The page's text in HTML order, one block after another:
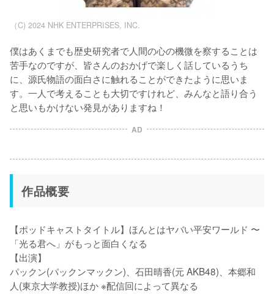
（C) 2024 NHK ENTERPRISES, INC.
僕はあくまでも歴史研究者で人間の心の機微を察することは
苦手なのですが、皆さんのおかげで楽しく話しているうち
に、源氏物語の面白さに触れることができたように思いま
す。一人で考えることも大切ですけれど、みんなと語り合う
と思いもかけない発見がありますね！
AD
作品概要
【ポッドキャストタイトル】ほんとはヤバい平安ワールド 〜
「光る君へ」がもっと面白くなる
【出演】
パックン(パックンマックン)、石田晴香(元 AKB48)、本郷和
人(東京大学教授)ほか ※配信回によって異なる